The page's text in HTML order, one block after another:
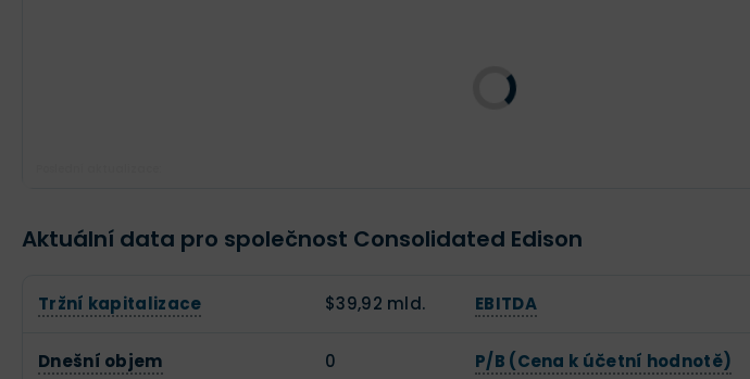
Aktuální data pro společnost Consolidated Edison
Tržní kapitalizace $39,92 mld. EBITDA
Dnešní objem 0 P/B (Cena k účetní hodnotě)